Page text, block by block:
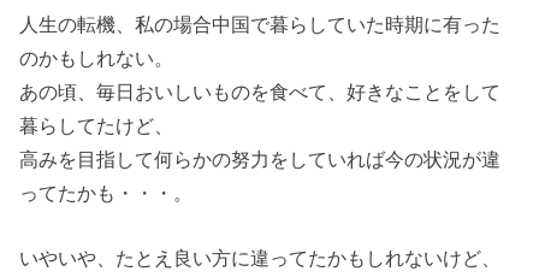
人生の転機、私の場合中国で暮らしていた時期に有った
のかもしれない。
あの頃、毎日おいしいものを食べて、好きなことをして
暮らしてたけど、
高みを目指して何らかの努力をしていれば今の状況が違
ってたかも・・・。
いやいや、たとえ良い方に違ってたかもしれないけど、